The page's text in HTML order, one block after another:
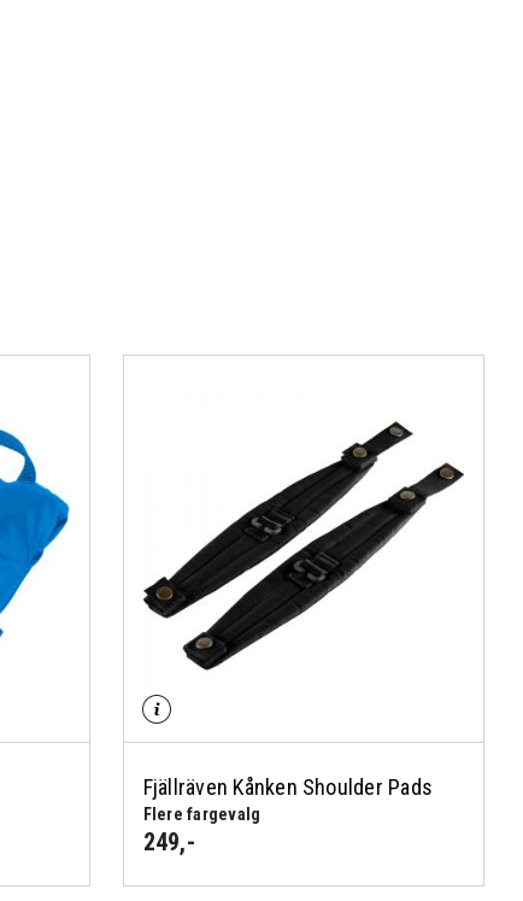
Fjällräven Kånken Shoulder Pads
Flere fargevalg
249,-